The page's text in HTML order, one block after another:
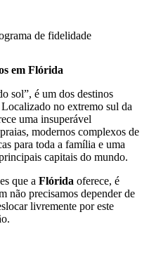
de fidelidade
em Flórida
sol”, é um dos destinos
no extremo sul da
uma insuperável
modernos complexos de
para toda a família e uma
capitais do mundo.
que a Flórida oferece, é
não precisamos depender de
livremente por este